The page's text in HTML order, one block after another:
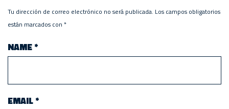
Tu dirección de correo electrónico no será publicada. Los campos obligatorios
están marcados con *
NAME*
EMAIL*